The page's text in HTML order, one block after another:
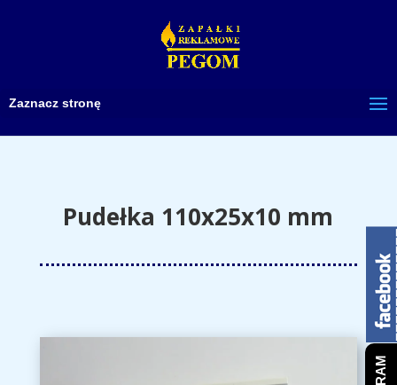
Zaznacz stronę
Pudełka 110x25x10 mm